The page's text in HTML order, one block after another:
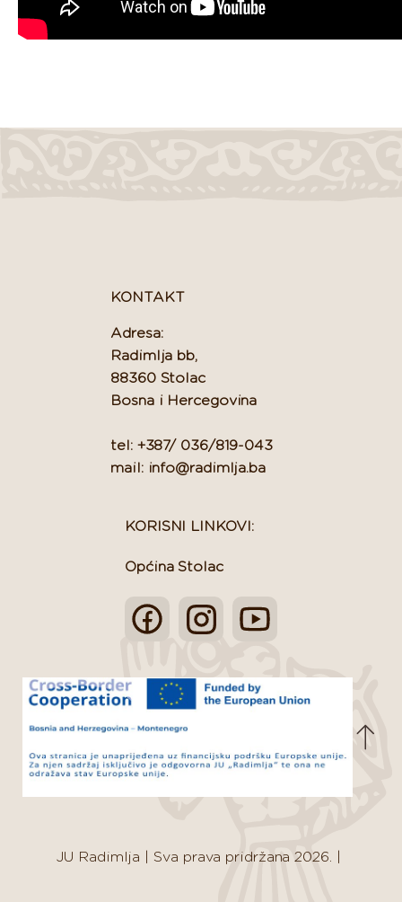
KONTAKT
Adresa:
Radimlja bb,
88360 Stolac
Bosna i Hercegovina
tel: +387/ 036/819-043
mail: info@radimlja.ba
KORISNI LINKOVI:
Općina Stolac
JU Radimlja Sva prava pridržana 2026.